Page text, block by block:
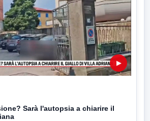
▶
Sarà l'autopsia a chiarire il